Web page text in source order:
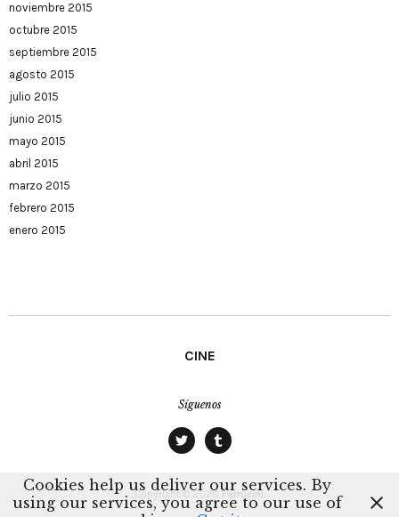
noviembre 2015
octubre 2015
septiembre 2015
agosto 2015
julio 2015
junio 2015
mayo 2015
abril 2015
marzo 2015
febrero 2015
enero 2015
CINE
Síguenos
Copyright © 2020 Farrucini.
Cookies help us deliver our services. By
using our services, you agree to our use of